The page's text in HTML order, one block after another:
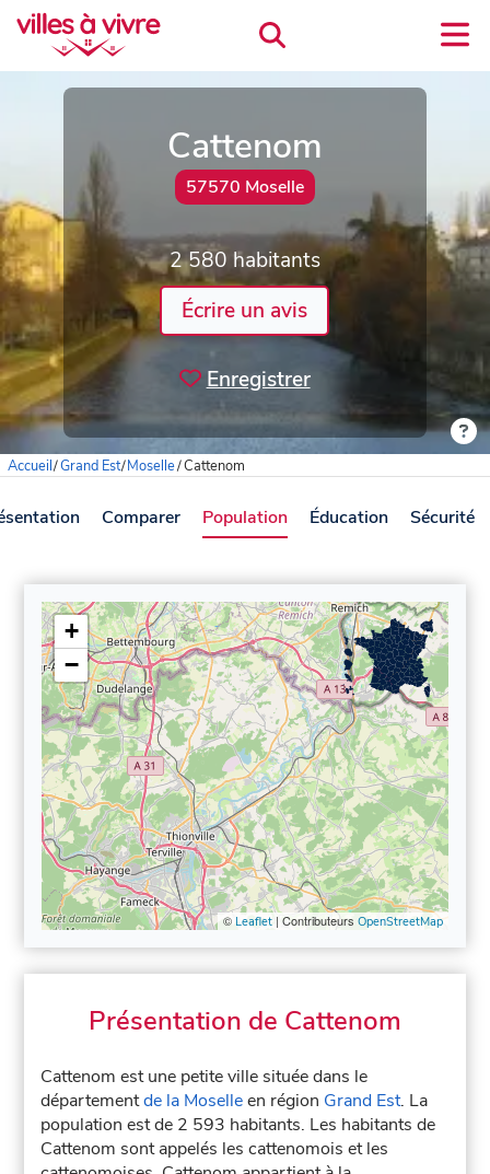
Cattenom
57570 Moselle
2 580 habitants
Écrire un avis
Enregistrer
Accueil/Grand Est/Moselle/Cattenom
Comparer Population Éducation Sécurité
+
−
© Leaflet| Contributeurs OpenStreetMap
Présentation de Cattenom
Cattenom est une petite ville située dans le
départementde la Moselleen région Grand Est. La
population est de 2 593 habitants. Les habitants de
Cattenom sont appelés les cattenomois et les